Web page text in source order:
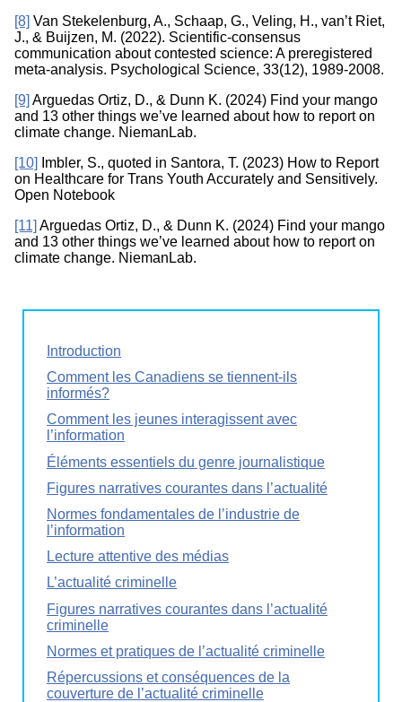
[8] Van Stekelenburg, A., Schaap, G., Veling, H., van’t Riet,
J., & Buijzen, M. (2022). Scientific-consensus
communication about contested science: A preregistered
meta-analysis. Psychological Science, 33(12), 1989-2008.
[9] Arguedas Ortiz, D., & Dunn K. (2024) Find your mango
and 13 other things we’ve learned about how to report on
climate change. NiemanLab.
[10]
Imbler, S., quoted in Santora, T. (2023) How to Report
on Healthcare for Trans Youth Accurately and Sensitively.
Open Notebook
[11] Arguedas Ortiz, D., & Dunn K. (2024) Find your mango
and 13 other things we’ve learned about how to report on
climate change. NiemanLab.
Introduction
Comment les Canadiens se tiennent-ils
informés?
Comment les jeunes interagissent avec
l’information
Éléments essentiels du genre journalistique
Figures narratives courantes dans l’actualité
Normes fondamentales de l’industrie de
l’information
Lecture attentive des médias
L’actualité criminelle
Figures narratives courantes dans l’actualité
criminelle
Normes et pratiques de l’actualité criminelle
Répercussions et conséquences de la
couverture de l’actualité criminelle